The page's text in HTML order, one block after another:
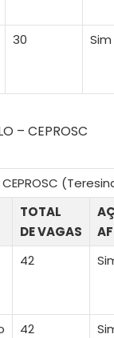
30 Sim
– CEPROSC
CEPROSC
TOTAL
DE VAGAS
42
42